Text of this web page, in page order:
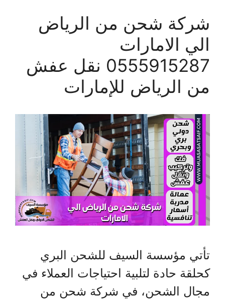
شركة شحن من الرياض
الي الامارات
0555915287 نقل عفش
من الرياض للإمارات
تأتي مؤسسة السيف للشحن البري
كحلقة حادة لتلبية احتياجات العملاء في
مجال الشحن، في شركة شحن من